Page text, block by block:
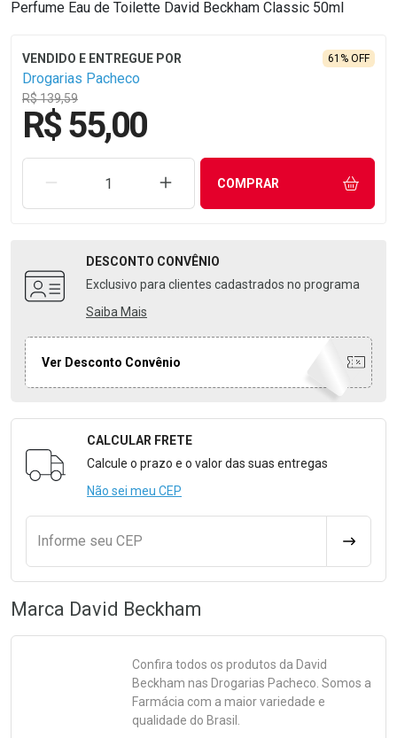
Perfume Eau de Toilette David Beckham Classic 50ml
Drogarias Pacheco
R$ 139,59
61% OFF
R$ 55,00
REMOVER UMA UNIDADEAUMENTAR UMA UNIDADE
COMPRAR
DESCONTO CONVÊNIO
Exclusivo para clientes cadastrados no programa
Saiba Mais
Ver Desconto Convênio
Formulário para Calcular o Frete
CALCULAR FRETE
Calcule o prazo e o valor das suas entregas
Não sei meu CEP
Informe seu CEP
Marca David Beckham
Confira todos os produtos da David
Beckham nas Drogarias Pacheco. Somos a
Farmácia com a maior variedade e
qualidade do Brasil.